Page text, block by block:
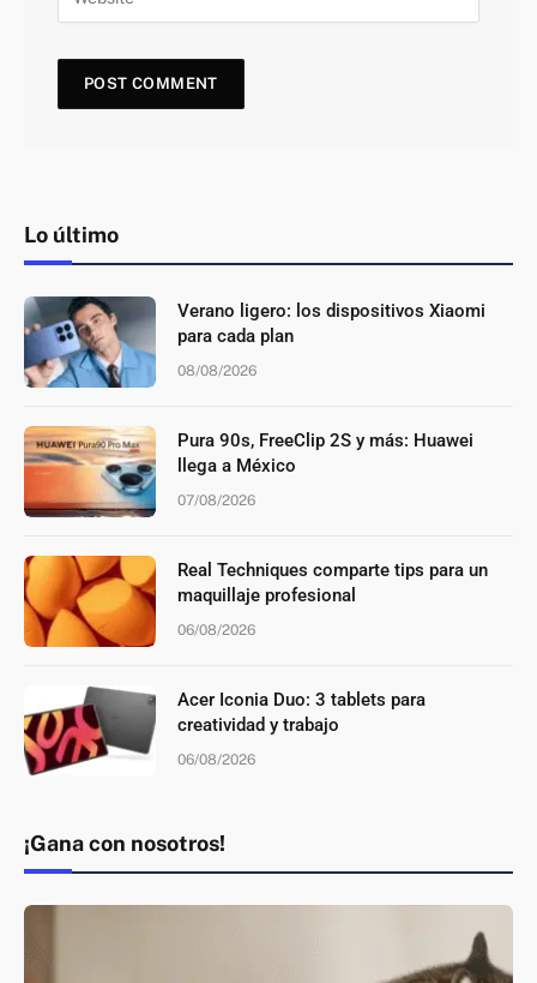
Lo último
Verano ligero: los dispositivos Xiaomi
para cada plan
08/08/2026
Pura 90s, FreeClip 2S y más: Huawei
llega a México
07/08/2026
Real Techniques comparte tips para un
maquillaje profesional
06/08/2026
Acer Iconia Duo: 3 tablets para
creatividad y trabajo
06/08/2026
¡Gana con nosotros!